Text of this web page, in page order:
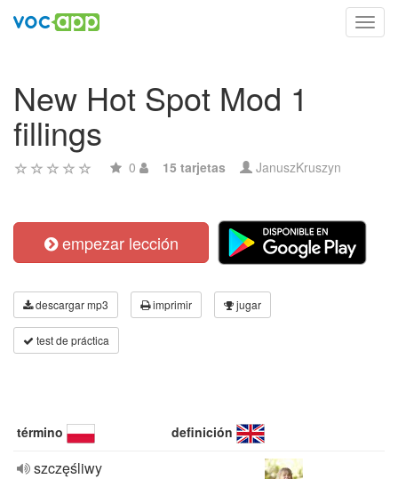
New Hot Spot Mod 1
fillings
0 15 tarjetas JanuszKruszyn
empezar lección
descargar mp3 imprimir jugar
test de práctica
término definición
szczęśliwy